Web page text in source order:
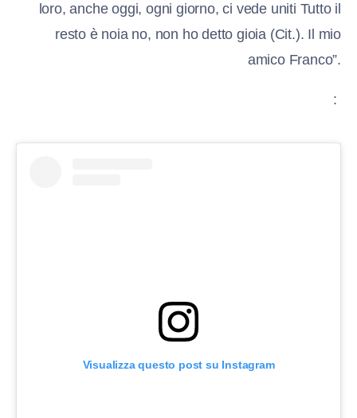
loro, anche oggi, ogni giorno, ci vede uniti Tutto il
resto è noia no, non ho detto gioia (Cit.). Il mio
amico Franco”.
:
Visualizza questo post su Instagram